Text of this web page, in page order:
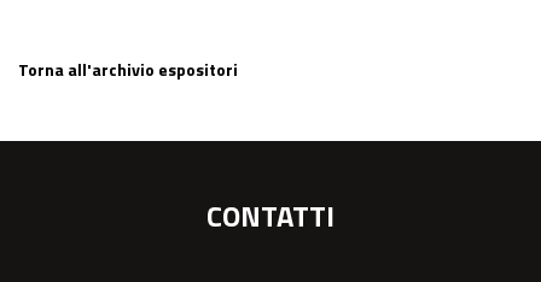
Torna all'archivio espositori
CONTATTI